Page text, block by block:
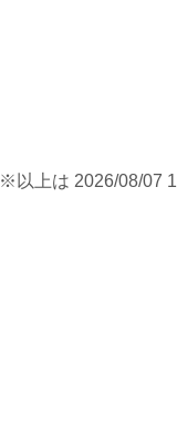
※以上は 2026/08/07